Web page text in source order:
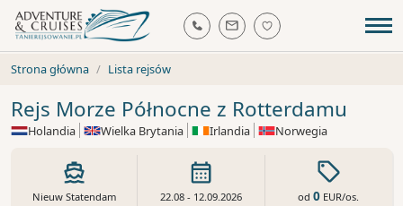
Strona główna Lista rejsów
Rejs Morze Północne z Rotterdamu
Holandia Wielka Brytania Irlandia Norwegia
Nieuw Statendam 22.08 - 12.09.2026 od0 EUR/os.